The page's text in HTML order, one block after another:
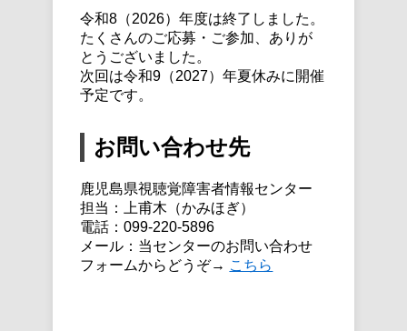
令和8（2026）年度は終了しました。
たくさんのご応募・ご参加、ありが
とうございました。
次回は令和9（2027）年夏休みに開催
予定です。
お問い合わせ先
鹿児島県視聴覚障害者情報センター
担当：上甫木（かみほぎ）
電話：099-220-5896
メール：当センターのお問い合わせ
フォームからどうぞ→ こちら